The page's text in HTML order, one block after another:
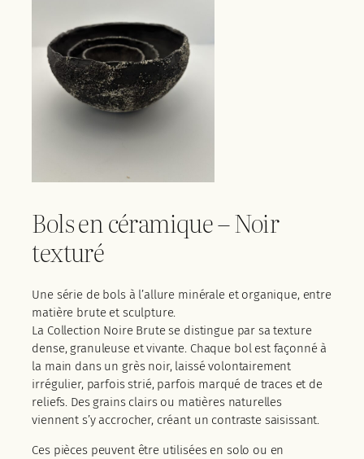
Bols en céramique – Noir
texturé
Une série de bols à l’allure minérale et organique, entre
matière brute et sculpture.
La Collection Noire Brute se distingue par sa texture
dense, granuleuse et vivante. Chaque bol est façonné à
la main dans un grès noir, laissé volontairement
irrégulier, parfois strié, parfois marqué de traces et de
reliefs. Des grains clairs ou matières naturelles
viennent s’y accrocher, créant un contraste saisissant.
Ces pièces peuvent être utilisées en solo ou en